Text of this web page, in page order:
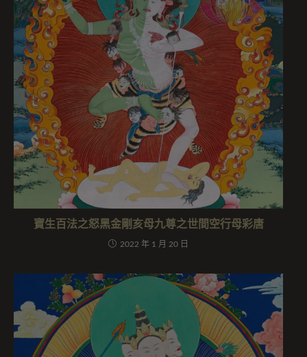
寶生百法之怒黑金剛亥母九尊之世間空行母彩唐
2022 年 1 月 20 日